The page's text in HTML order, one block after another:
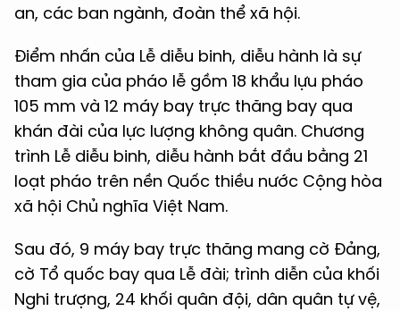
an, các ban ngành, đoàn thể xã hội.
Điểm nhấn của Lễ diễu binh, diễu hành là sự
tham gia của pháo lễ gồm 18 khẩu lựu pháo
105 mm và 12 máy bay trực thăng bay qua
khán đài của lực lượng không quân. Chương
trình Lễ diễu binh, diễu hành bắt đầu bằng 21
loạt pháo trên nền Quốc thiều nước Cộng hòa
xã hội Chủ nghĩa Việt Nam.
Sau đó, 9 máy bay trực thăng mang cờ Đảng,
cờ Tổ quốc bay qua Lễ đài; trình diễn của khối
Nghi trượng, 24 khối quân đội, dân quân tự vệ,